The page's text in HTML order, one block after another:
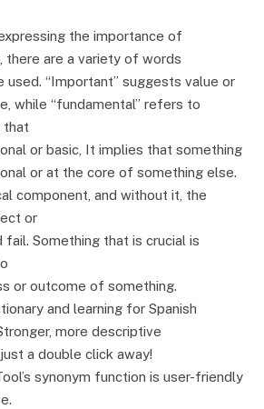
the importance of
there are a variety of words
used. “Important” suggests value or
while “fundamental” refers to
that
or basic, It implies that something
or at the core of something else.
component, and without it, the
or
fail. Something that is crucial is
or outcome of something.
and learning for Spanish
more descriptive
a double click away!
synonym function is user-friendly